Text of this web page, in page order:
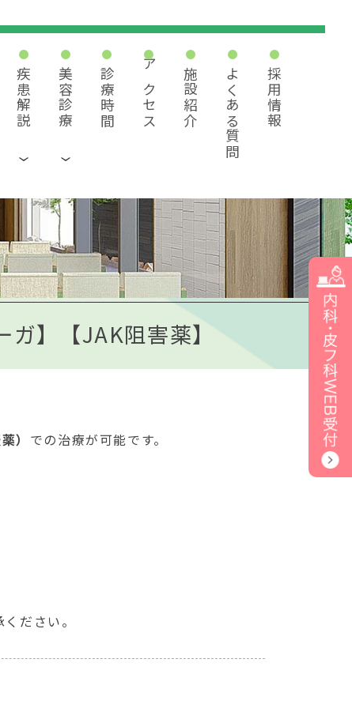
疾患解説 美容診療 診療時間 アクセス 施設紹介 よくある質問 採用情報
ガ】【JAK阻害薬】
） での治療が可能です。
ださい。